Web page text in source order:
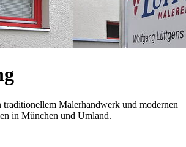
Malerhandwerk und modernen
in München und Umland.